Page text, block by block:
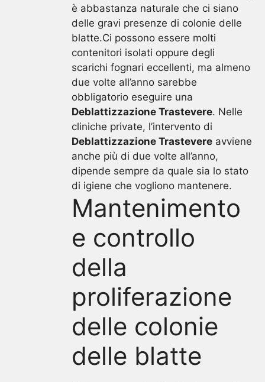
è abbastanza naturale che ci siano
delle gravi presenze di colonie delle
blatte.Ci possono essere molti
contenitori isolati oppure degli
scarichi fognari eccellenti, ma almeno
due volte all’anno sarebbe
obbligatorio eseguire una
Deblattizzazione Trastevere. Nelle
cliniche private, l’intervento di
Deblattizzazione Trastevere avviene
anche più di due volte all’anno,
dipende sempre da quale sia lo stato
di igiene che vogliono mantenere.
Mantenimento
e controllo
della
proliferazione
delle colonie
delle blatte